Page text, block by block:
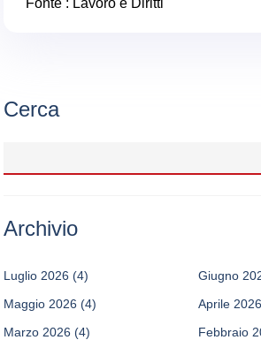
Cerca
Archivio
Luglio 2026 (4) Giugno
Maggio 2026 (4) Aprile 2026
Marzo 2026 (4) Febbraio